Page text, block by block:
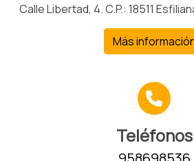
Calle Libertad, 4. C.P.: 18511
Más
Teléfonos